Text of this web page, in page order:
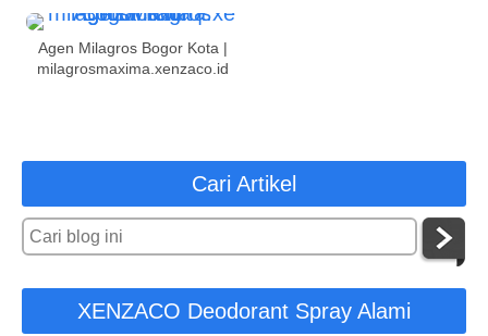
Agen Milagros Bogor Kota |
milagrosmaxima.xenzaco.id
Cari Artikel
XENZACO Deodorant Spray Alami